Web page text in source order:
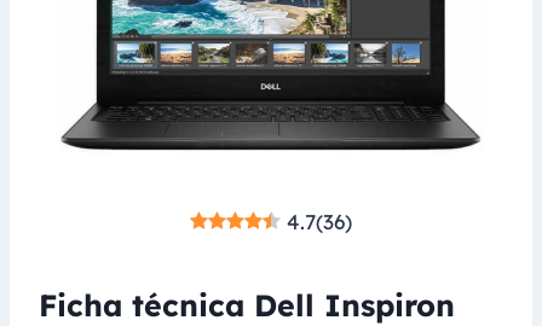
4.7(36)
Ficha técnica Dell Inspiron